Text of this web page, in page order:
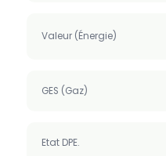
Valeur (Énergie)
GES (Gaz)
Etat DPE.